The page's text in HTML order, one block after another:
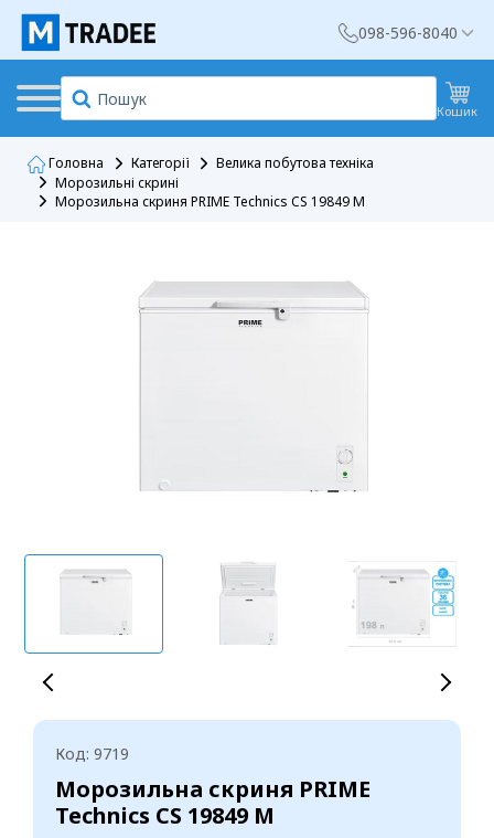
098-596-8040
Кошик
Головна Категорії
Велика побутова техніка
Морозильні скрині
Морозильна скриня PRIME Technics CS 19849 M
Код: 9719
Морозильна скриня PRIME
Technics CS 19849 M